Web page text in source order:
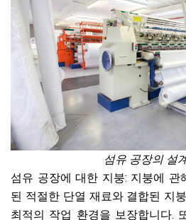
섬유 공장의 설
섬유 공장에 대한 지붕: 지붕에 관
된 적절한 단열 재료와 결합된 지
최적의 작업 환경을 보장합니다.